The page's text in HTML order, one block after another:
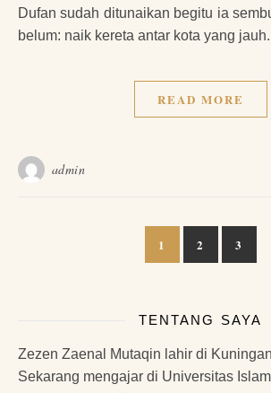
Dufan sudah ditunaikan begitu ia
belum: naik kereta antar kota yang
READ MORE
admin
1 2 3
TENTANG SAYA
Zezen Zaenal Mutaqin lahir di
Sekarang mengajar di Universitas